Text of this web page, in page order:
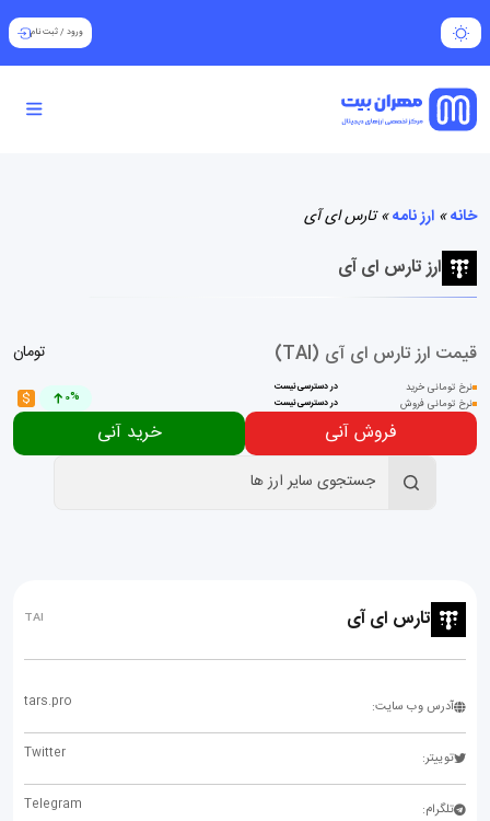
ورود /ثبت نام
خانه» ارز نامه»تارس ای آی
ارز تارس ای آی
قیمت ارز تارس ای آی (TAI)
نرخ تومانی خرید در دسترسی نیست
نرخ تومانی فروش در دسترسی نیست
تومان
0%
$
فروش آنی خرید آنی
تارس ای آی TAI
آدرس وب سایت: tars.pro
توییتر: Twitter
تلگرام: Telegram